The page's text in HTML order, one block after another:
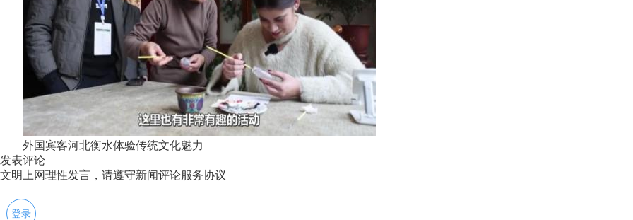
外国宾客河北衡水体验传统文化魅力
发表评论
文明上网理性发言，请遵守新闻评论服务协议
登录